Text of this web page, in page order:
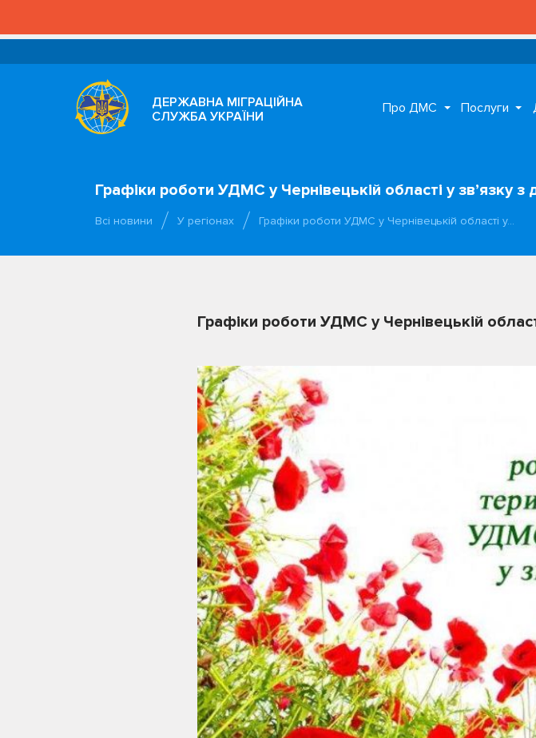
ДЕРЖАВНА МІГРАЦІЙНА
СЛУЖБА УКРАЇНИ
Про ДМС Послуги
Графіки роботи УДМС у Чернівецькій області у зв’язку
Всі новини У регіонах Графіки роботи УДМС у Чернівецькій області у…
Графіки роботи УДМС у Чернівецькій